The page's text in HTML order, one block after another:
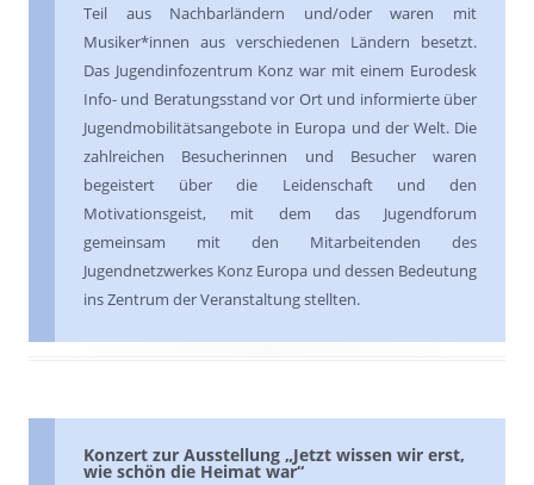
Teil aus Nachbarländern und/oder waren mit
Musiker*innen aus verschiedenen Ländern besetzt.
Das Jugendinfozentrum Konz war mit einem Eurodesk
Info- und Beratungsstand vor Ort und informierte über
Jugendmobilitätsangebote in Europa und der Welt. Die
zahlreichen Besucherinnen und Besucher waren
begeistert über die Leidenschaft und den
Motivationsgeist, mit dem das Jugendforum
gemeinsam mit den Mitarbeitenden des
Jugendnetzwerkes Konz Europa und dessen Bedeutung
ins Zentrum der Veranstaltung stellten.
Konzert zur Ausstellung „Jetzt wissen wir erst,
wie schön die Heimat war“